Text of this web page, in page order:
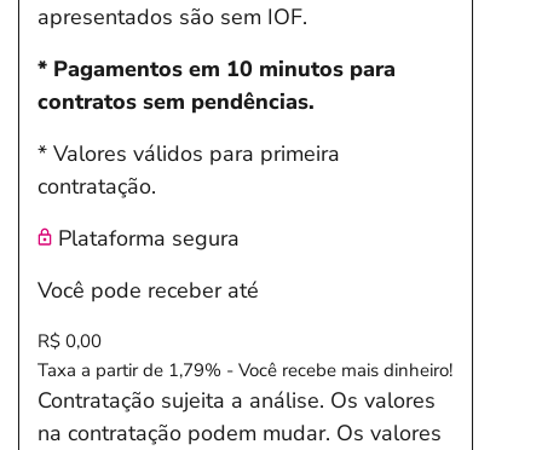
apresentados são sem IOF.
* Pagamentos em 10 minutos para
contratos sem pendências.
* Valores válidos para primeira
contratação.
Plataforma segura
Você pode receber até
R$ 0,00
Taxa a partir de 1,79% - Você recebe mais dinheiro!
Contratação sujeita a análise. Os valores
na contratação podem mudar. Os valores